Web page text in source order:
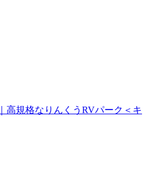
高規格なりんくうRVパーク＜キ